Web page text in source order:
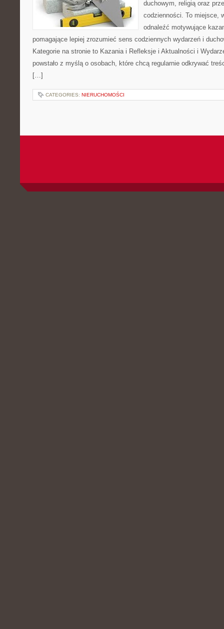
duchowym, religią oraz
codzienności. To miejsce,
odnaleźć motywujące
pomagające lepiej zrozumieć sens codziennych wydarzeń i
Kategorie na stronie to Kazania i Refleksje i Aktualności i
powstało z myślą o osobach, które chcą regularnie odkrywać
[…]
CATEGORIES: NIERUCHOMOŚCI